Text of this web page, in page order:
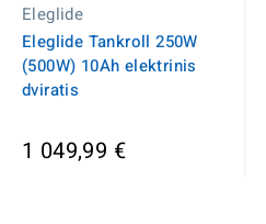
Eleglide
Eleglide Tankroll 250W
(500W) 10Ah elektrinis
dviratis
1 049,99 €